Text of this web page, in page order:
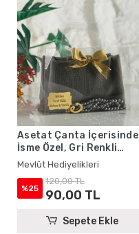
Asetat Çanta İçerisinde
İsme Özel, Gri Renkli
Eşarp, Tesbih Seti
Mevlüt Hediyelikleri
%25
120,00 TL
90,00 TL
Sepete Ekle